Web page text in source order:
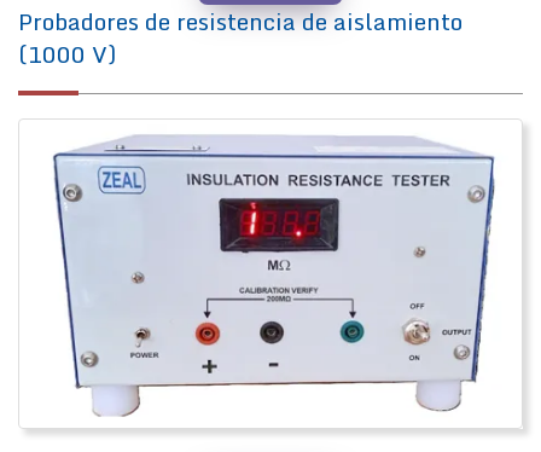
Probadores de resistencia de aislamiento
(1000 V)